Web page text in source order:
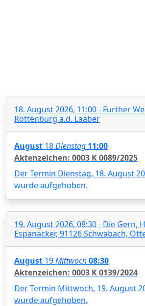
18. August 2026, 11:00 - Further
Rottenburg a.d. Laaber
August 18Dienstag 11:00
Aktenzeichen: 0003 K 0089/2025
Der Termin Dienstag, 18. August
wurde aufgehoben.
19. August 2026, 08:30 - Die Gern,
Espanäcker, 91126 Schwabach,
August 19Mittwoch08:30
Aktenzeichen: 0003 K 0139/2024
Der Termin Mittwoch, 19. August
wurde aufgehoben.